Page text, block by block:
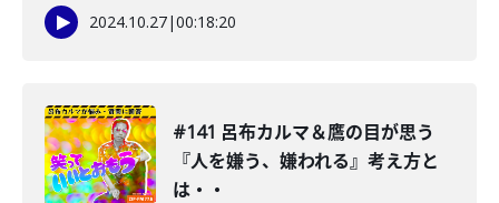
2024.10.27|00:18:20
#141 呂布カルマ＆鷹の目が思う
『人を嫌う、嫌われる』考え方と
は・・